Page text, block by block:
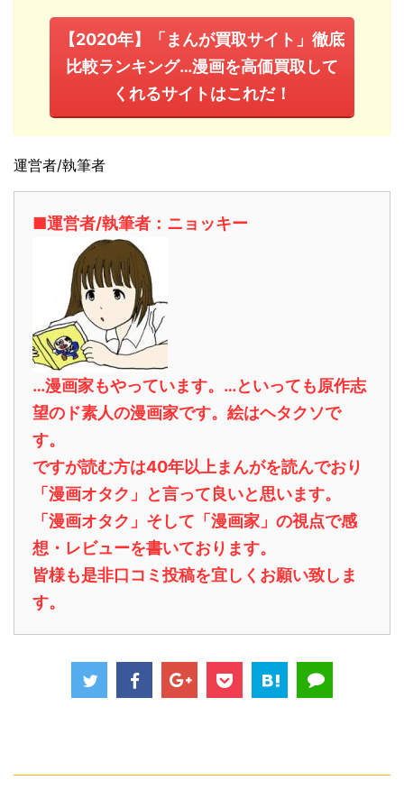
【2020年】「まんが買取サイト」徹底
比較ランキング…漫画を高価買取して
くれるサイトはこれだ！
運営者/執筆者
■運営者/執筆者：ニョッキー
…漫画家もやっています。…といっても原作志
望のド素人の漫画家です。絵はヘタクソで
す。
ですが読む方は40年以上まんがを読んでおり
「漫画オタク」と言って良いと思います。
「漫画オタク」そして「漫画家」の視点で感
想・レビューを書いております。
皆様も是非口コミ投稿を宜しくお願い致しま
す。